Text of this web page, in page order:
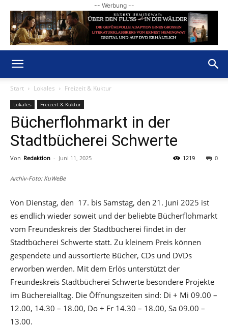
-- Werbung --
Start Lokales Freizeit & Kuktur
Lokales Freizeit & Kuktur
Bücherflohmarkt in der
Stadtbücherei Schwerte
Von Redaktion - Juni 11, 2025 0
1219
Archiv-Foto: KuWeBe
Von Dienstag, den 17. bis Samstag, den 21. Juni 2025 ist
es endlich wieder soweit und der beliebte Bücherflohmarkt
vom Freundeskreis der Stadtbücherei findet in der
Stadtbücherei Schwerte statt. Zu kleinem Preis können
gespendete und aussortierte Bücher, CDs und DVDs
erworben werden. Mit dem Erlös unterstützt der
Freundeskreis Stadtbücherei Schwerte besondere Projekte
im Büchereialltag. Die Öffnungszeiten sind: Di + Mi 09.00 –
12.00, 14.30 – 18.00, Do + Fr 14.30 – 18.00, Sa 09.00 –
13.00.